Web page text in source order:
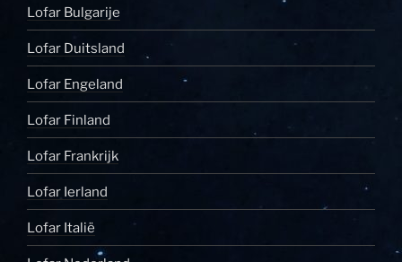
Lofar Bulgarije
Lofar Duitsland
Lofar Engeland
Lofar Finland
Lofar Frankrijk
Lofar Ierland
Lofar Italië